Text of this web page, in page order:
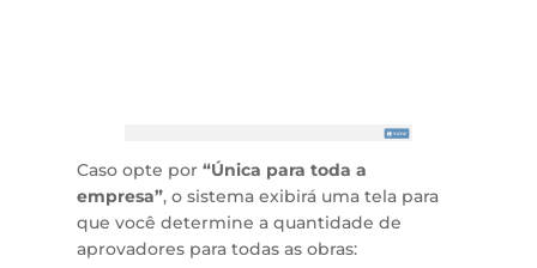
Caso opte por “Única para toda a
empresa”, o sistema exibirá uma tela para
que você determine a quantidade de
aprovadores para todas as obras: